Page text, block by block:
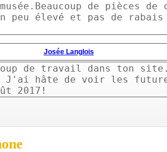
de pièces
peu élevé et pas de rabais
Josée Langlois
de travail dans ton
J'ai hâte de voir les
2017!